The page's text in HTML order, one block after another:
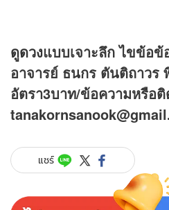
ดูดวงแบบเจาะลึก ไขข้อ
อาจารย์ ธนกร ตันติถาวร
อัตรา3บาท/ข้อความหรือ
แชร์